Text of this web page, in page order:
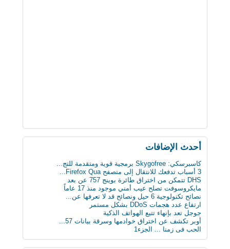
أحدث اﻹضافات
كاسبرسكي: Skygofree برمجية قوية ومتقدمة للتج...
3 أسباب تدفعك للانتقال إلى متصفح Firefox Qua...
DHS تتمكن من اختراق طائرة بوينج 757 عن بعد
مايكروسوفت تصلح عيب أمني موجود منذ 17 عاماً
نصائح تكنولوجية 6 حيل ونصائح قد لا تعرفها عن...
ارتفاع عدد هجمات DDoS بشكل مستمر
جوجل تعد بإنهاء تتبع الهواتف الذكية
أوبر تكشف عن اختراق خوادمها وسرقة بيانات 57...
الحب فى زمنا ... الجزء1